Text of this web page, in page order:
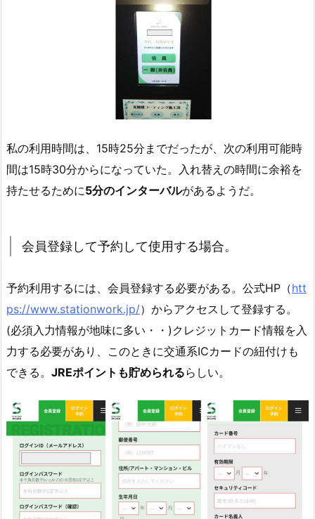
私の利用時間は、15時25分までだったが、次の利用可能時
間は15時30分からになっていた。入れ替えの時間に余裕を
持たせるために5分のインターバルがあるようだ。
会員登録して予約して使用する場合。
予約利用するには、会員登録する必要がある。公式HP（htt
ps://www.stationwork.jp/）からアクセスして登録する。
(必須入力情報が地味に多い・・)クレジットカード情報を入
力する必要があり、このときに交通系ICカードの紐付けも
できる。 JREポイントも貯められるらしい。